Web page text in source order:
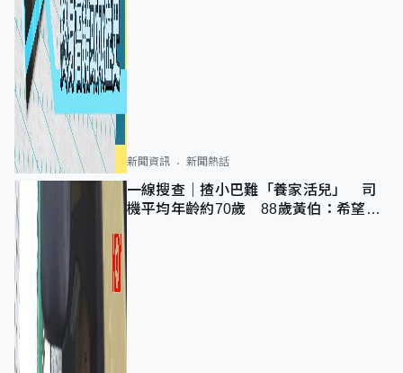
新聞資訊 新聞熱話
一線搜查｜揸小巴難「養家活兒」 司
機平均年齡約70歲 88歲黃伯：希望一